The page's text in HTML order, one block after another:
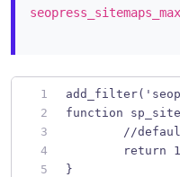
function
//
return
}